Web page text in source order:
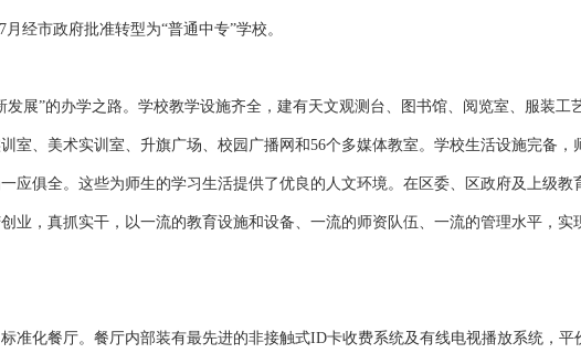
经市政府批准转型为“普通中专”学校。
”的办学之路。学校教学设施齐全，建有天文观测台、图书馆、阅览室、服装工
室、美术实训室、升旗广场、校园广播网和56个多媒体教室。学校生活设施完备，
应俱全。这些为师生的学习生活提供了优良的人文环境。在区委、区政府及上级教
业，真抓实干，以一流的教育设施和设备、一流的师资队伍、一流的管理水平，实
化餐厅。餐厅内部装有最先进的非接触式ID卡收费系统及有线电视播放系统，平